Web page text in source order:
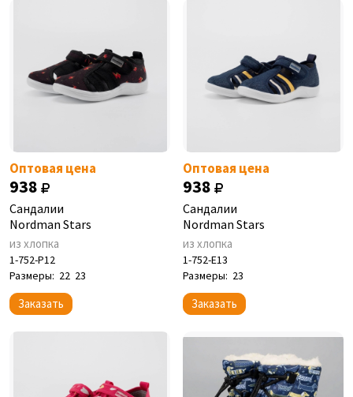
Оптовая цена
938
Сандалии
Nordman Stars
из хлопка
1-752-P12
Размеры: 22 23
Заказать
Оптовая цена
938
Сандалии
Nordman Stars
из хлопка
1-752-E13
Размеры: 23
Заказать